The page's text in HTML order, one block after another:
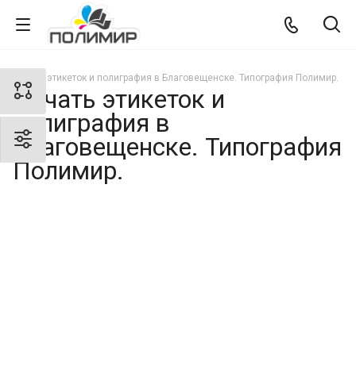
Печать этикеток и полиграфия в Благовещенске. Типография Полимир.
Печать этикеток и
полиграфия в
Благовещенске. Типография
Полимир.